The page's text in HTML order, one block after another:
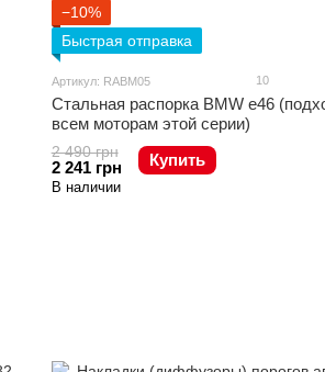
−10%
Быстрая отправка
Артикул: RABM05 10
Стальная распорка BMW e46
всем моторам этой серии)
2 490 грн
2 241 грн Купить
В наличии